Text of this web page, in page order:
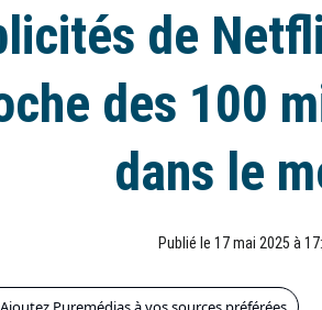
de
des 100
dans le
Publié le 17 mai 2025 à